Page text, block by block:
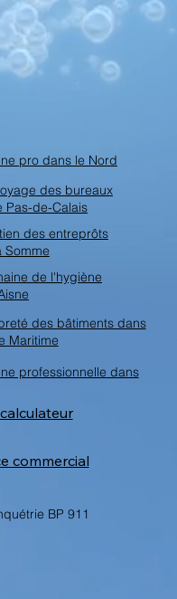
pro dans le Nord
des bureaux
Pas-de-Calais
des entreprôts
Somme
de l'hygiène
des bâtiments dans
Maritime
professionnelle dans
commercial
BP 911